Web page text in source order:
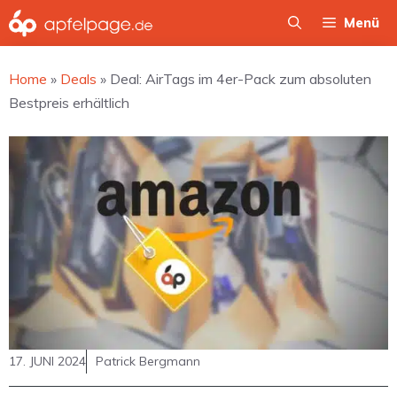
Zum
Inhalt
Menü
Home » Deals » Deal: AirTags im 4er-Pack zum absoluten
Bestpreis erhältlich
17. JUNI 2024 Patrick Bergmann